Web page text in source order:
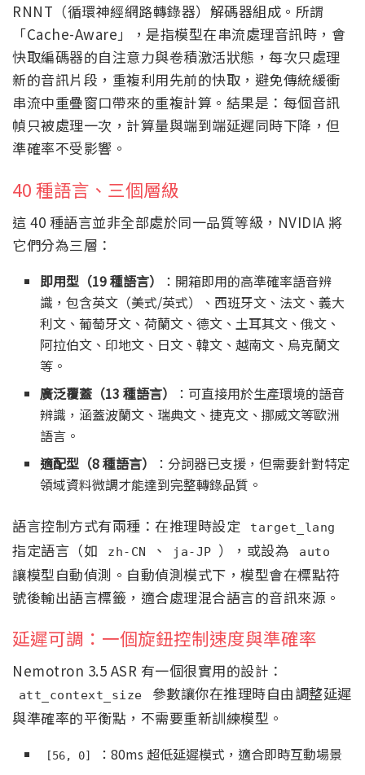
RNNT（循環神經網路轉錄器）解碼器組成。所謂
「Cache-Aware」，是指模型在串流處理音訊時，會
快取編碼器的自注意力與卷積激活狀態，每次只處理
新的音訊片段，重複利用先前的快取，避免傳統緩衝
串流中重疊窗口帶來的重複計算。結果是：每個音訊
幀只被處理一次，計算量與端到端延遲同時下降，但
準確率不受影響。
40 種語言、三個層級
這 40 種語言並非全部處於同一品質等級，NVIDIA 將
它們分為三層：
即用型（19 種語言）
：開箱即用的高準確率語音辨
識，包含英文（美式/英式）、西班牙文、法文、義大
利文、葡萄牙文、荷蘭文、德文、土耳其文、俄文、
阿拉伯文、印地文、日文、韓文、越南文、烏克蘭文
等。
廣泛覆蓋（13 種語言）
：可直接用於生產環境的語音
辨識，涵蓋波蘭文、瑞典文、捷克文、挪威文等歐洲
語言。
適配型（8 種語言）
：分詞器已支援，但需要針對特定
領域資料微調才能達到完整轉錄品質。
語言控制方式有兩種：在推理時設定 target_lang
指定語言（如 zh-CN 、 ja-JP ），或設為 auto
讓模型自動偵測。自動偵測模式下，模型會在標點符
號後輸出語言標籤，適合處理混合語言的音訊來源。
延遲可調：一個旋鈕控制速度與準確率
Nemotron 3.5 ASR 有一個很實用的設計：
att_context_size
參數讓你在推理時自由調整延遲
與準確率的平衡點，不需要重新訓練模型。
[56, 0]
：80ms 超低延遲模式，適合即時互動場景